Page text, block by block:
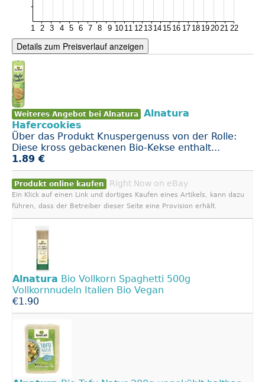
Details zum Preisverlauf anzeigen
Weiteres Angebot bei Alnatura
Alnatura
Hafercookies
Über das Produkt Knuspergenuss von der Rolle:
Diese kross gebackenen Bio-Kekse enthalt...
1.89 €
Produkt online kaufen Right Now on eBay
Ein Klick auf einen Link und dortiges Kaufen eines Artikels, kann dazu
führen, dass der Betreiber dieser Seite eine Provision erhält.
Alnatura Bio Vollkorn Spaghetti 500g
Vollkornnudeln Italien Bio Vegan
€1.90